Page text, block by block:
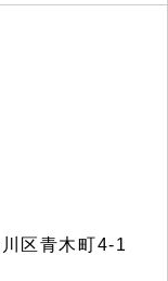
区青木町4-1